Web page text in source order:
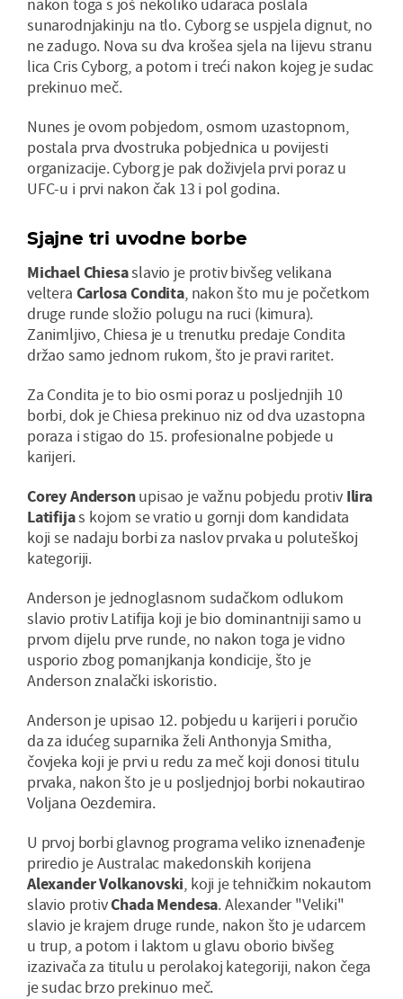
nakon toga s još nekoliko udaraca poslala
sunarodnjakinju na tlo. Cyborg se uspjela dignut, no
ne zadugo. Nova su dva krošea sjela na lijevu stranu
lica Cris Cyborg, a potom i treći nakon kojeg je sudac
prekinuo meč.
Nunes je ovom pobjedom, osmom uzastopnom,
postala prva dvostruka pobjednica u povijesti
organizacije. Cyborg je pak doživjela prvi poraz u
UFC-u i prvi nakon čak 13 i pol godina.
Sjajne tri uvodne borbe
Michael Chiesaslavio je protiv bivšeg velikana
veltera Carlosa Condita, nakon što mu je početkom
druge runde složio polugu na ruci (kimura).
Zanimljivo, Chiesa je u trenutku predaje Condita
držao samo jednom rukom, što je pravi raritet.
Za Condita je to bio osmi poraz u posljednjih 10
borbi, dok je Chiesa prekinuo niz od dva uzastopna
poraza i stigao do 15. profesionalne pobjede u
karijeri.
Corey Andersonupisao je važnu pobjedu protiv Ilira
Latifijas kojom se vratio u gornji dom kandidata
koji se nadaju borbi za naslov prvaka u poluteškoj
kategoriji.
Anderson je jednoglasnom sudačkom odlukom
slavio protiv Latifija koji je bio dominantniji samo u
prvom dijelu prve runde, no nakon toga je vidno
usporio zbog pomanjkanja kondicije, što je
Anderson znalački iskoristio.
Anderson je upisao 12. pobjedu u karijeri i poručio
da za idućeg suparnika želi Anthonyja Smitha,
čovjeka koji je prvi u redu za meč koji donosi titulu
prvaka, nakon što je u posljednjoj borbi nokautirao
Voljana Oezdemira.
U prvoj borbi glavnog programa veliko iznenađenje
priredio je Australac makedonskih korijena
Alexander Volkanovski, koji je tehničkim nokautom
slavio protivChada Mendesa. Alexander "Veliki"
slavio je krajem druge runde, nakon što je udarcem
u trup, a potom i laktom u glavu oborio bivšeg
izazivača za titulu u perolakoj kategoriji, nakon čega
je sudac brzo prekinuo meč.